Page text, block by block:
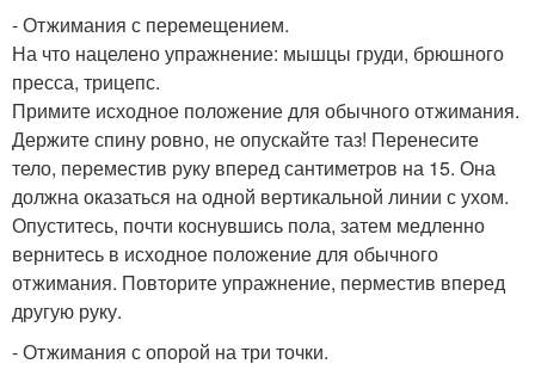
- Отжимания с перемещением.
На что нацелено упражнение: мышцы груди, брюшного
пресса, трицепс.
Примите исходное положение для обычного отжимания.
Держите спину ровно, не опускайте таз! Перенесите
тело, переместив руку вперед сантиметров на 15. Она
должна оказаться на одной вертикальной линии с ухом.
Опуститесь, почти коснувшись пола, затем медленно
вернитесь в исходное положение для обычного
отжимания. Повторите упражнение, перместив вперед
другую руку.
- Отжимания с опорой на три точки.